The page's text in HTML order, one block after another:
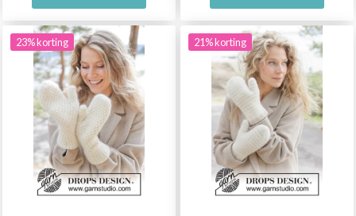
23% korting 21% korting